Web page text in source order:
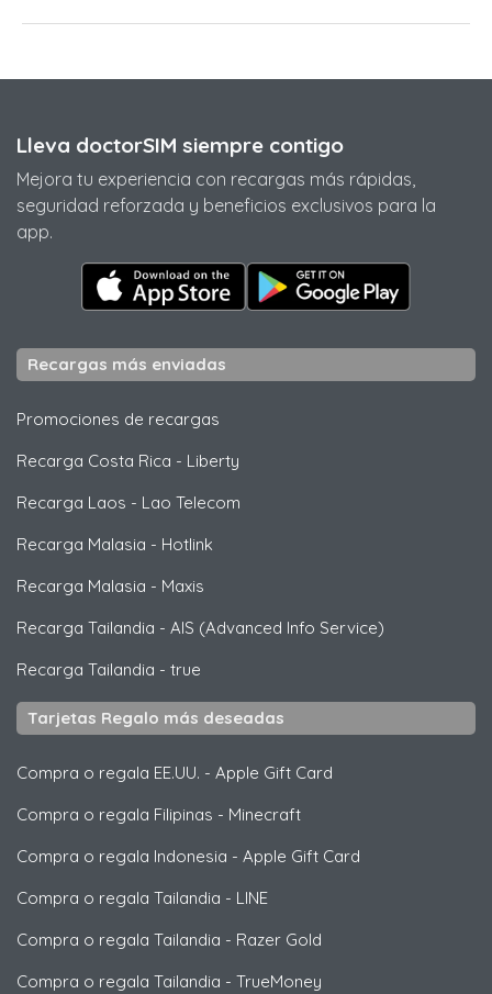
Lleva doctorSIM siempre contigo
Mejora tu experiencia con recargas más rápidas,
seguridad reforzada y beneficios exclusivos para la
app.
Recargas más enviadas
Promociones de recargas
Recarga Costa Rica - Liberty
Recarga Laos - Lao Telecom
Recarga Malasia - Hotlink
Recarga Malasia - Maxis
Recarga Tailandia - AIS (Advanced Info Service)
Recarga Tailandia - true
Tarjetas Regalo más deseadas
Compra o regala EE.UU. - Apple Gift Card
Compra o regala Filipinas - Minecraft
Compra o regala Indonesia - Apple Gift Card
Compra o regala Tailandia - LINE
Compra o regala Tailandia - Razer Gold
Compra o regala Tailandia - TrueMoney